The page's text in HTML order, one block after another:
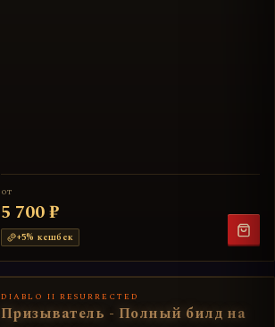
от
5 700 ₽
+5% кешбек
DIABLO II RESURRECTED
Призыватель - Полный билд на